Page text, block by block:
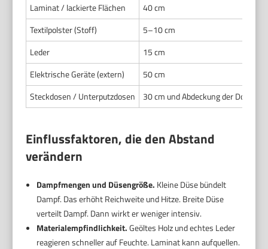
Laminat / lackierte Flächen
40 cm
Textilpolster (Stoff)
5–10 cm
Leder
15 cm
Elektrische Geräte (extern)
50 cm
Steckdosen / Unterputzdosen
30 cm und Abdeckung der Dose
Einflussfaktoren, die den Abstand
verändern
Dampfmengen und Düsengröße. Kleine Düse bündelt
Dampf. Das erhöht Reichweite und Hitze. Breite Düse
verteilt Dampf. Dann wirkt er weniger intensiv.
Materialempfindlichkeit.Geöltes Holz und echtes Leder
reagieren schneller auf Feuchte. Laminat kann aufquellen.